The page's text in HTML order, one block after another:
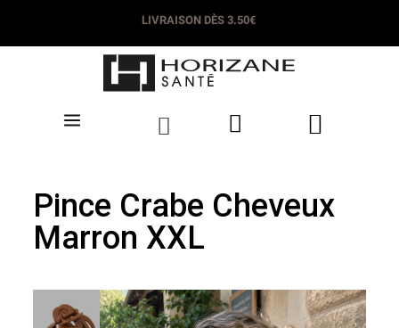
LIVRAISON DÈS 3.50€
Pince Crabe Cheveux
Marron XXL